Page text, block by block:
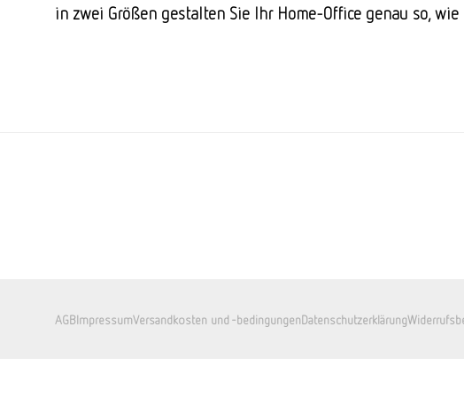
in zwei Größen gestalten Sie Ihr Home-Office genau so,
AGBImpressumVersandkosten und -bedingungenDatenschutzerklärung